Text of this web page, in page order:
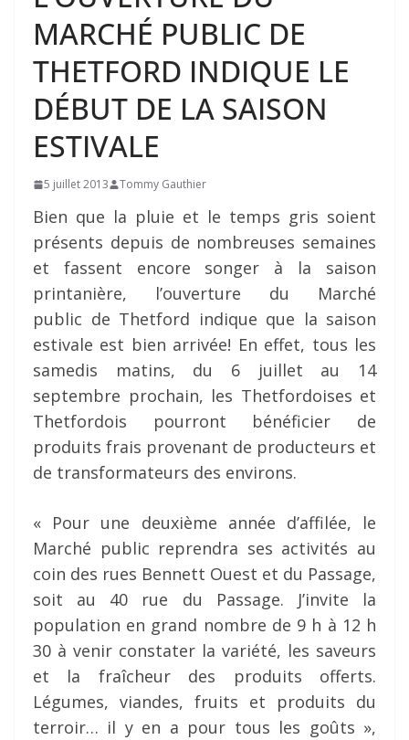
MARCHÉ PUBLIC DE
THETFORD INDIQUE LE
DÉBUT DE LA SAISON
ESTIVALE
5 juillet 2013 Tommy Gauthier
Bien que la pluie et le temps gris soient
présents depuis de nombreuses semaines
et fassent encore songer à la saison
printanière, l’ouverture du Marché
public de Thetford indique que la saison
estivale est bien arrivée! En effet, tous les
samedis matins, du 6 juillet au 14
septembre prochain, les Thetfordoises et
Thetfordois pourront bénéficier de
produits frais provenant de producteurs et
de transformateurs des environs.
« Pour une deuxième année d’affilée, le
Marché public reprendra ses activités au
coin des rues Bennett Ouest et du Passage,
soit au 40 rue du Passage. J’invite la
population en grand nombre de 9 h à 12 h
30 à venir constater la variété, les saveurs
et la fraîcheur des produits offerts.
Légumes, viandes, fruits et produits du
terroir… il y en a pour tous les goûts »,